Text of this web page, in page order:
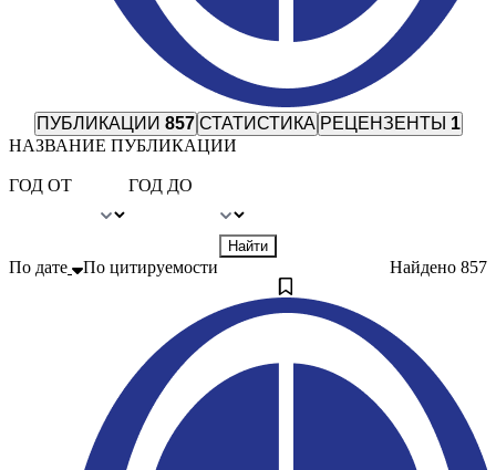
ПУБЛИКАЦИИ 857 СТАТИСТИКА РЕЦЕНЗЕНТЫ 1
НАЗВАНИЕ ПУБЛИКАЦИИ
ГОД ОТ ГОД ДО
Найти
Найдено 857
По дате По цитируемости